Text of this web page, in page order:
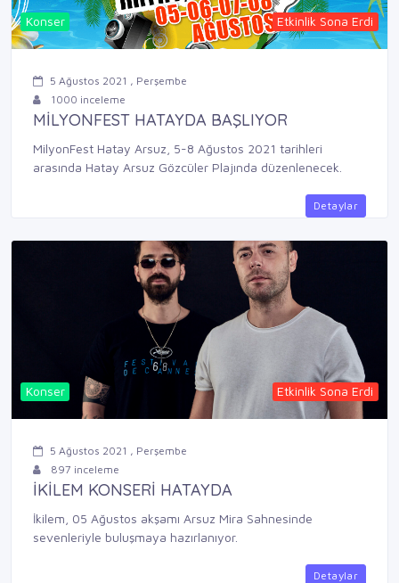
Konser Etkinlik Sona Erdi
5 Ağustos 2021 , Perşembe
1000 inceleme
MİLYONFEST HATAYDA BAŞLIYOR
MilyonFest Hatay Arsuz, 5-8 Ağustos 2021 tarihleri
arasında Hatay Arsuz Gözcüler Plajında düzenlenecek.
Detaylar
Konser Etkinlik Sona Erdi
5 Ağustos 2021 , Perşembe
897 inceleme
İKİLEM KONSERİ HATAYDA
İkilem, 05 Ağustos akşamı Arsuz Mira Sahnesinde
sevenleriyle buluşmaya hazırlanıyor.
Detaylar